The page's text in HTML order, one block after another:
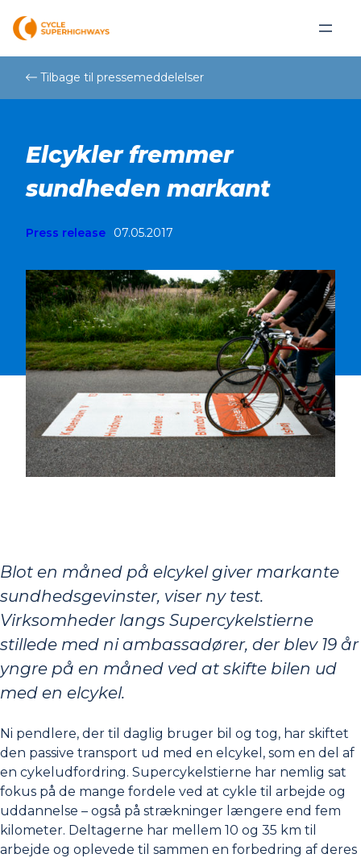
Tilbage til pressemeddelelser
Elcykler fremmer
sundheden markant
Press release 07.05.2017
Blot en måned på elcykel giver markante
sundhedsgevinster, viser ny test.
Virksomheder langs Supercykelstierne
stillede med ni ambassadører, der blev 19 år
yngre på en måned ved at skifte bilen ud
med en elcykel.
Ni pendlere, der til daglig bruger bil og tog, har skiftet
den passive transport ud med en elcykel, som en del af
en cykeludfordring. Supercykelstierne har nemlig sat
fokus på de mange fordele ved at cykle til arbejde og
uddannelse – også på strækninger længere end fem
kilometer. Deltagerne har mellem 10 og 35 km til
arbejde og oplevede til sammen en forbedring af deres